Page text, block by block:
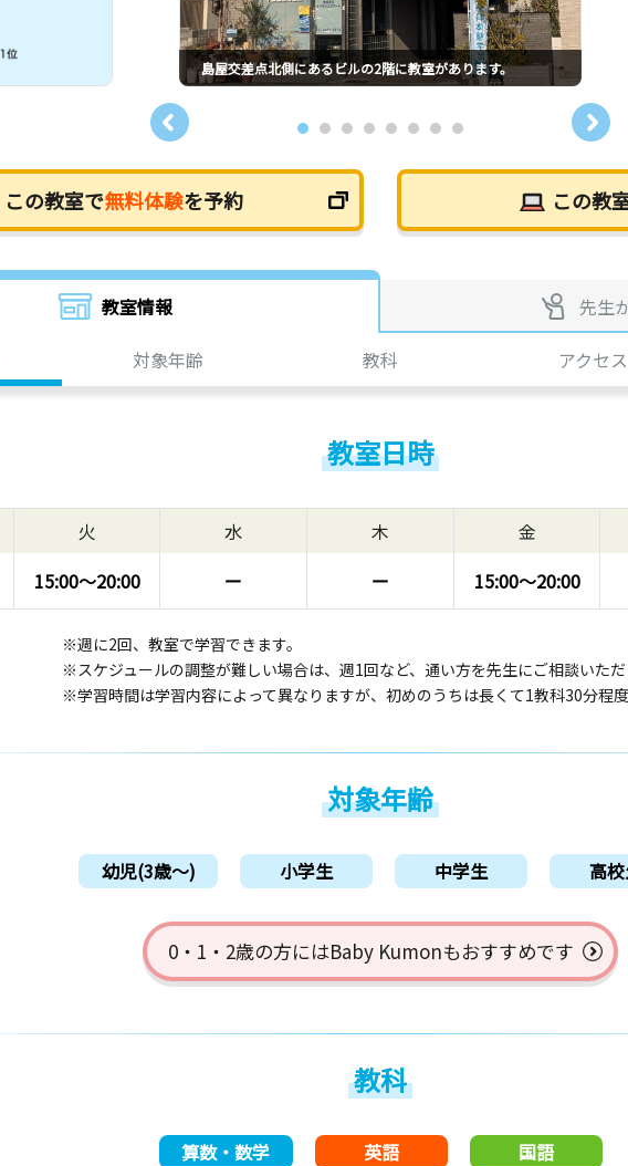
島屋交差点北側にあるビルの2階に教室があります。
この教室で無料体験を予約 この教
教室情報
先生
対象年齢 教科 アクセス
教室日時
火
15:00〜20:00
水
ー
木
ー
金
15:00〜20:00
※週に2回、教室で学習できます。
※スケジュールの調整が難しい場合は、週1回など、通い方を先生にご相談いた
※学習時間は学習内容によって異なりますが、初めのうちは長くて1教科30分程
対象年齢
幼児(3歳〜) 小学生 中学生 高
0・1・2歳の方にはBaby Kumonもおすすめです
教科
算数・数学 英語 国語